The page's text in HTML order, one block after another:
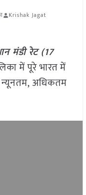
Krishak Jagat
मंडी रेट (17
में पूरे भारत में
न्यूनतम, अधिकतम